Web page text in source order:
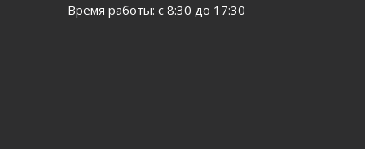
Время работы: с 8:30 до 17:30